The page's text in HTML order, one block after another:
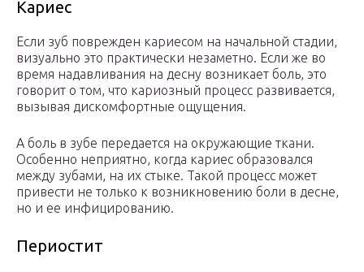
Кариес
Если зуб поврежден кариесом на начальной стадии,
визуально это практически незаметно. Если же во
время надавливания на десну возникает боль, это
говорит о том, что кариозный процесс развивается,
вызывая дискомфортные ощущения.
А боль в зубе передается на окружающие ткани.
Особенно неприятно, когда кариес образовался
между зубами, на их стыке. Такой процесс может
привести не только к возникновению боли в десне,
но и ее инфицированию.
Периостит